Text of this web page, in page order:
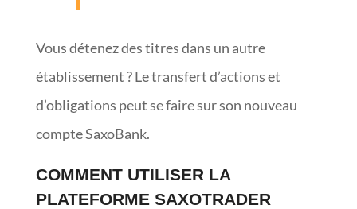
Vous détenez des titres dans un autre
établissement ? Le transfert d’actions et
d’obligations peut se faire sur son nouveau
compte SaxoBank.
COMMENT UTILISER LA
PLATEFORME SAXOTRADER